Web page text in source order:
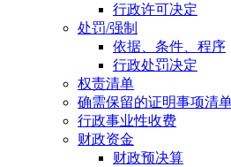
行政许可决定
处罚/强制
依据、条件、程序
行政处罚决定
权责清单
确需保留的证明事项清
行政事业性收费
财政资金
财政预决算